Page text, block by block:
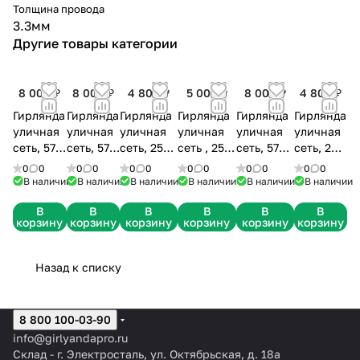
* Выгодные цены и доставка
по всей России.
* Помощь в подборе и
консультации по монтажу.
Толщина провода
3.3мм
Другие товары категории
8 000 ₽
Гирлянда
уличная
сеть, 576
диодов,
3х3м,
каучук,
синяя с
0
0
В наличии
В
корзину
8 000 ₽
Гирлянда
уличная
сеть, 576
диодов,
3х3м,
каучук,
белая с
0
0
В наличии
В
корзину
4 800 ₽
Гирлянда
уличная
сеть, 256
диодов,
2х2м,
каучук,
тепло-
0
0
В наличии
В
корзину
5 000 ₽
Гирлянда
уличная
сеть , 256
диодов,
2х2м,
пвх,
тепло-
0
0
В наличии
В
корзину
8 000 ₽
Гирлянда
уличная
сеть, 576
диодов,
3х3м,
каучук,
тепло-
0
0
В наличии
В
корзину
4 800 ₽
Гирлянда
уличная
сеть, 256
диодов,
2х2м,
каучук,
белая с
0
0
В наличии
В
корзину
Назад к списку
8 800 100-03-90
info@girlyandapro.ru
Склад - г. Электросталь, ул. Октябрьская, д. 18а